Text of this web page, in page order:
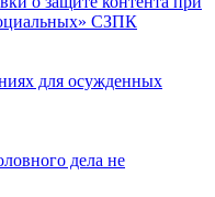
СЗПК
для осужденных
дела не